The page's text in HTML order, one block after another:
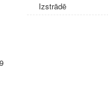
Izstrādē